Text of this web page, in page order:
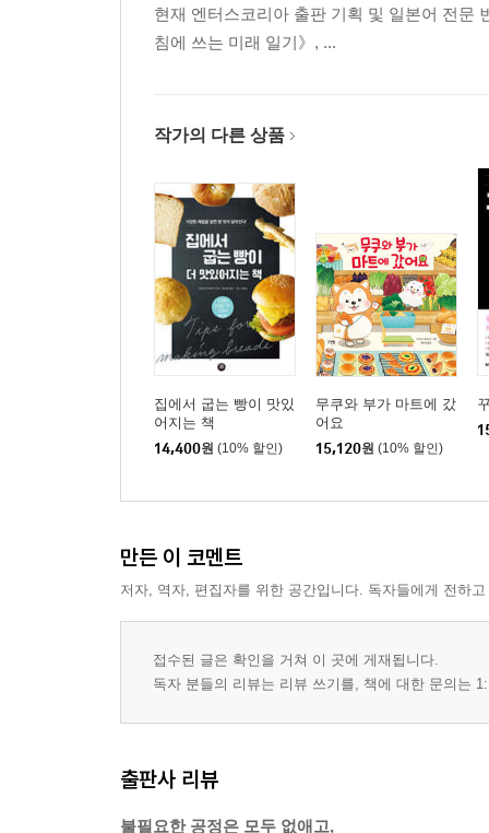
현재 엔터스코리아 출판 기획 및 일본어 전문
침에 쓰는 미래 일기》, ...
작가의 다른 상품
집에서 굽는 빵이 맛있
어지는 책
14,400원 (10% 할인)
무쿠와 부가 마트에 갔
어요
15,120원 (10% 할인)
만든 이 코멘트
저자, 역자, 편집자를 위한 공간입니다. 독자들에게 전하
접수된 글은 확인을 거쳐 이 곳에 게재됩니다.
독자 분들의 리뷰는 리뷰 쓰기를, 책에 대한 문의는
출판사 리뷰
불필요한 공정은 모두 없애고,